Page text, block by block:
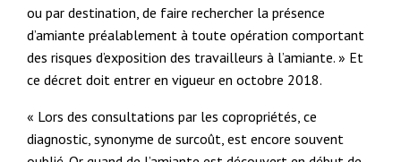
ou par destination, de faire rechercher la présence
d’amiante préalablement à toute opération comportant
des risques d’exposition des travailleurs à l’amiante. » Et
ce décret doit entrer en vigueur en octobre 2018.
« Lors des consultations par les copropriétés, ce
diagnostic, synonyme de surcoût, est encore souvent